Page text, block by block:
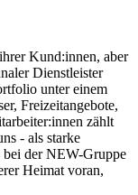
Kund:innen, aber
Dienstleister
unter einem
Freizeitangebote,
zählt
- als starke
der NEW-Gruppe
Heimat voran,